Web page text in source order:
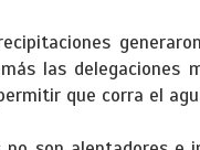
las
que corra el